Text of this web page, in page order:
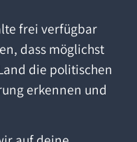
frei verfügbar
dass möglichst
die politischen
erkennen und